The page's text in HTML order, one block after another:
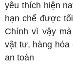
yêu thích hiện
hạn chế được
Chính vì vậy
vật tư, hàng
an toàn